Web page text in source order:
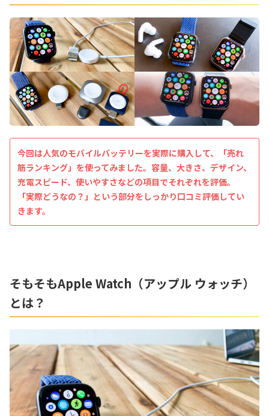
今回は人気のモバイルバッテリーを実際に購入して、「売れ
筋ランキング」を使ってみました。容量、大きさ、デザイン、
充電スピード、使いやすさなどの項目でそれぞれを評価。
「実際どうなの？」という部分をしっかり口コミ評価してい
きます。
そもそもApple Watch（アップル ウォッチ）
とは？